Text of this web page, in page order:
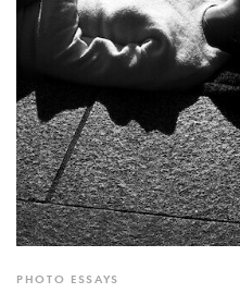
PHOTO ESSAYS